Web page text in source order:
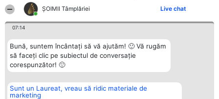
ȘOIMII Tâmplăriei Live chat
07:14
Bună, suntem încântați să vă ajutăm! 🙂 Vă rugăm
să faceți clic pe subiectul de conversație
corespunzător! 🙂
Sunt un Laureat, vreau să ridic materiale de
marketing
Județ: Suceava
Județ: Timiş Județ: Valcea
Județ: Vaslui Județ: Vrancea
Organizator Ranking
BRIGHT SOLUTIONS BR SRL
Plebiscyt Contact